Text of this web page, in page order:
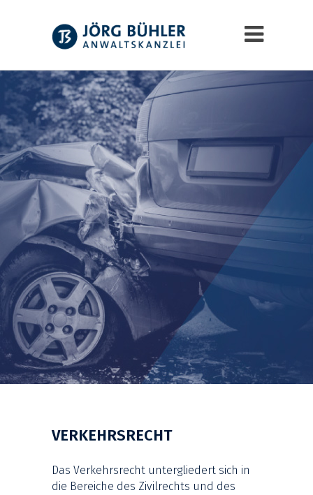
VERKEHRSRECHT
Das Verkehrsrecht untergliedert sich in
die Bereiche des Zivilrechts und des